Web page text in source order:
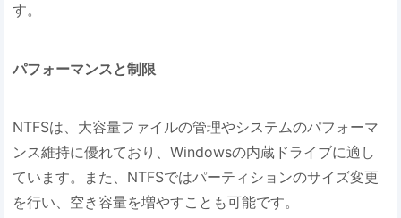
す。
パフォーマンスと制限
NTFSは、大容量ファイルの管理やシステムのパフォーマ
ンス維持に優れており、Windowsの内蔵ドライブに適し
ています。また、NTFSではパーティションのサイズ変更
を行い、空き容量を増やすことも可能です。